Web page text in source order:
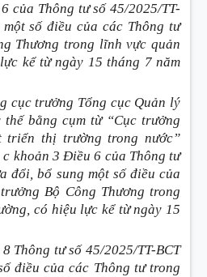
của Thông tư số 45/2025/TT-
số điều của các Thông tư
Thương trong lĩnh vực quản
kể từ ngày 15 tháng 7 năm
cục trưởng Tổng cục Quản lý
bằng cụm từ “Cục trưởng
triển thị trường trong nước”
khoản 3 Điều 6 của Thông tư
đổi, bổ sung một số điều của
Bộ Công Thương trong
có hiệu lực kể từ ngày 15
Thông tư số 45/2025/TT-BCT
điều của các Thông tư trong